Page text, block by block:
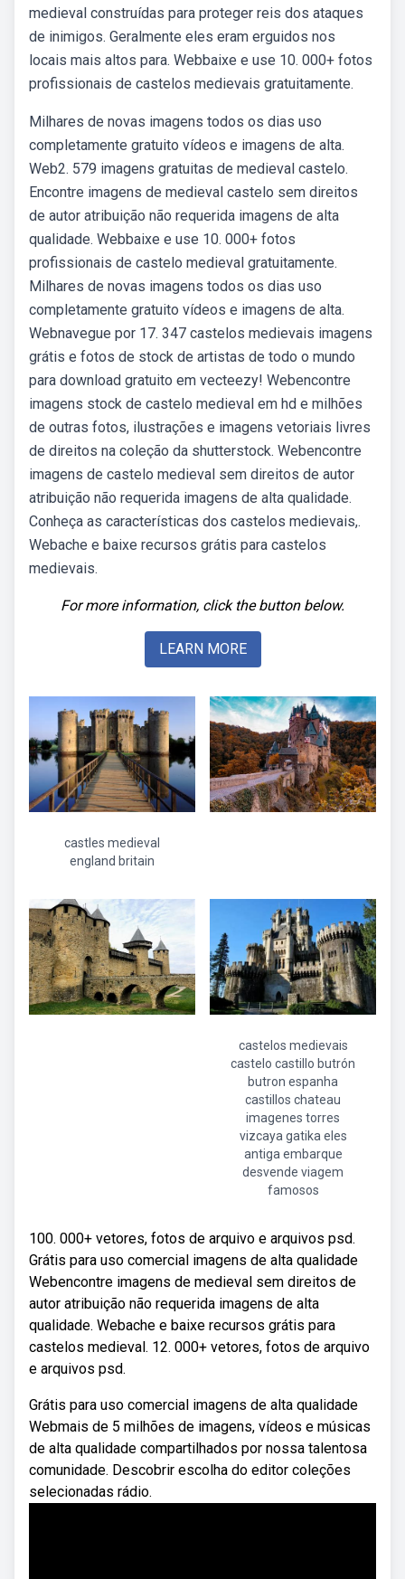
medieval construídas para proteger reis dos ataques
de inimigos. Geralmente eles eram erguidos nos
locais mais altos para. Webbaixe e use 10. 000+ fotos
profissionais de castelos medievais gratuitamente.
Milhares de novas imagens todos os dias uso
completamente gratuito vídeos e imagens de alta.
Web2. 579 imagens gratuitas de medieval castelo.
Encontre imagens de medieval castelo sem direitos
de autor atribuição não requerida imagens de alta
qualidade. Webbaixe e use 10. 000+ fotos
profissionais de castelo medieval gratuitamente.
Milhares de novas imagens todos os dias uso
completamente gratuito vídeos e imagens de alta.
Webnavegue por 17. 347 castelos medievais imagens
grátis e fotos de stock de artistas de todo o mundo
para download gratuito em vecteezy! Webencontre
imagens stock de castelo medieval em hd e milhões
de outras fotos, ilustrações e imagens vetoriais livres
de direitos na coleção da shutterstock. Webencontre
imagens de castelo medieval sem direitos de autor
atribuição não requerida imagens de alta qualidade.
Conheça as características dos castelos medievais,.
Webache e baixe recursos grátis para castelos
medievais.
For more information, click the button below.
LEARN MORE
castles medieval
england britain
castelos medievais
castelo castillo butrón
butron espanha
castillos chateau
imagenes torres
vizcaya gatika eles
antiga embarque
desvende viagem
famosos
100. 000+ vetores, fotos de arquivo e arquivos psd.
Grátis para uso comercial imagens de alta qualidade
Webencontre imagens de medieval sem direitos de
autor atribuição não requerida imagens de alta
qualidade. Webache e baixe recursos grátis para
castelos medieval. 12. 000+ vetores, fotos de arquivo
e arquivos psd.
Grátis para uso comercial imagens de alta qualidade
Webmais de 5 milhões de imagens, vídeos e músicas
de alta qualidade compartilhados por nossa talentosa
comunidade. Descobrir escolha do editor coleções
selecionadas rádio.